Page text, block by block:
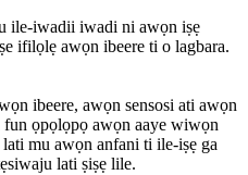
ile-iwadii iwadi ni awọn iṣẹ
ifilọlẹ awọn ibeere ti o lagbara.
ibeere, awọn sensosi ati awọn
fun ọpọlọpọ awọn aaye wiwọn
mu awọn anfani ti ile-iṣẹ ga
lati ṣiṣẹ lile.